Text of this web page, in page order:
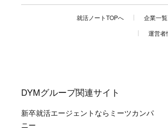
就活ノートTOPへ 企業一覧
運営者
DYMグループ関連サイト
新卒就活エージェントならミーツカンパ
ニー